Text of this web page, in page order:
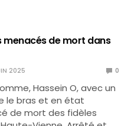
de mort dans
2025 0
Hassein O, avec un
le bras et en état
de mort des fidèles